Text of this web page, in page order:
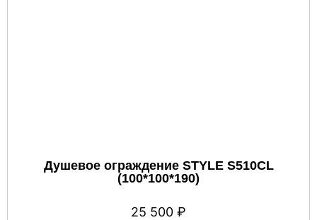
Душевое ограждение STYLE S510CL
(100*100*190)
25 500 ₽